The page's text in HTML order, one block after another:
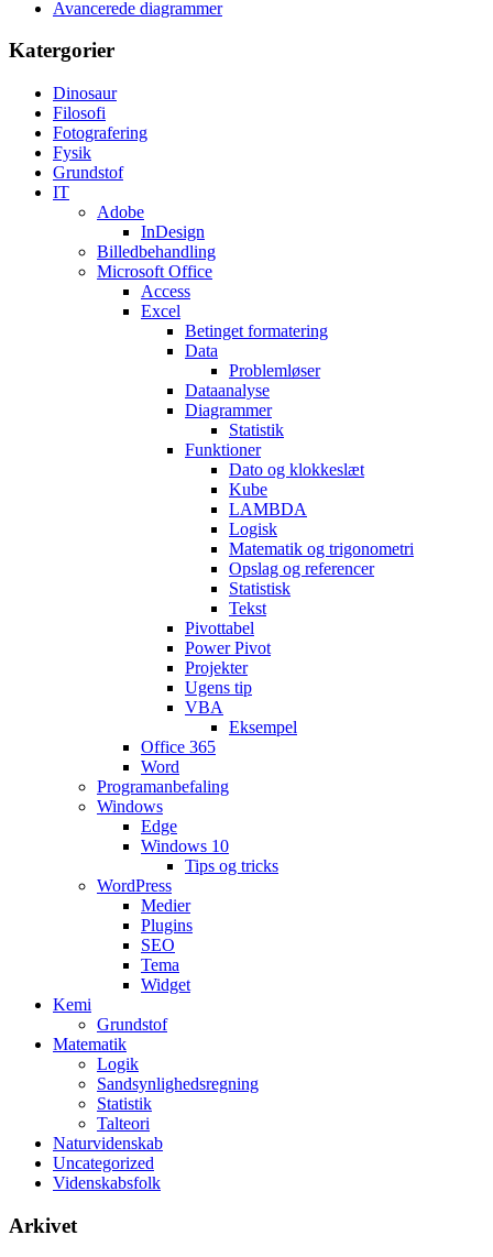
Avancerede diagrammer
Katergorier
Dinosaur
Filosofi
Fotografering
Fysik
Grundstof
IT
Adobe
InDesign
Billedbehandling
Microsoft Office
Access
Excel
Betinget formatering
Data
Problemløser
Dataanalyse
Diagrammer
Statistik
Funktioner
Dato og klokkeslæt
Kube
LAMBDA
Logisk
Matematik og trigonometri
Opslag og referencer
Statistisk
Tekst
Pivottabel
Power Pivot
Projekter
Ugens tip
VBA
Eksempel
Office 365
Word
Programanbefaling
Windows
Edge
Windows 10
Tips og tricks
WordPress
Medier
Plugins
SEO
Tema
Widget
Kemi
Grundstof
Matematik
Logik
Sandsynlighedsregning
Statistik
Talteori
Naturvidenskab
Uncategorized
Videnskabsfolk
Arkivet